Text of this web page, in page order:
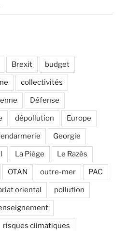
Brexit budget
collectivités
Défense
dépollution Europe
Georgie
La Piège Le Razès
OTAN outre-mer PAC
oriental pollution
risques climatiques